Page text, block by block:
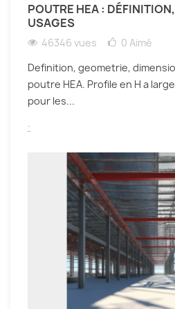
POUTRE HEA :
USAGES
46346 vues 0 Aimé
Definition, geometrie,
poutre HEA. Profile en H a
pour les...